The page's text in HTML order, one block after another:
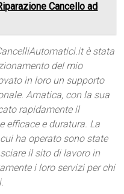
Cancello ad
è stata
del mio
in loro un supporto
Amatica, con la sua
rapidamente il
efficace e duratura. La
ha operato sono state
il sito di lavoro in
i loro servizi per chi